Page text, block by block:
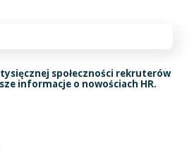
społeczności rekruterów
informacje o nowościach HR.